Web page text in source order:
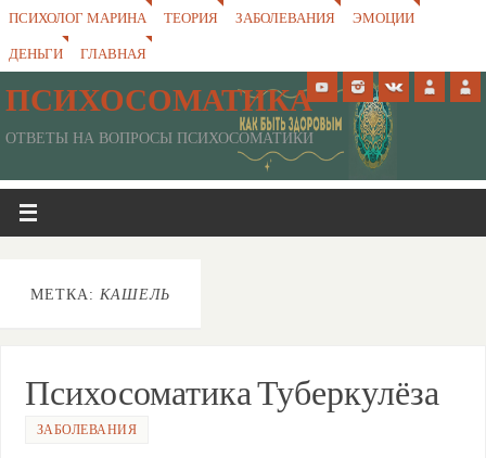
ПСИХОЛОГ МАРИНА ТЕОРИЯ ЗАБОЛЕВАНИЯ
ЭМОЦИИ
ДЕНЬГИ
ГЛАВНАЯ
ПСИХОСОМАТИКА
ОТВЕТЫ НА ВОПРОСЫ ПСИХОСОМАТИКИ
МЕТКА: КАШЕЛЬ
Психосоматика Туберкулёза
ЗАБОЛЕВАНИЯ